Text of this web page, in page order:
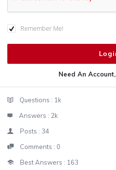
Remember Me!
Need An Account,
StatsQuestions : 1k
Answers : 2k
Posts : 34
Comments : 0
Best Answers : 163